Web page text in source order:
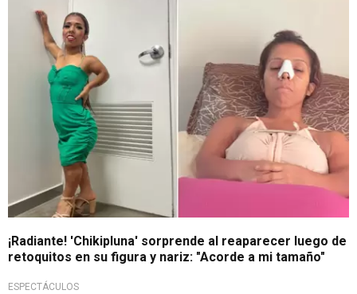
¡Radiante! 'Chikipluna' sorprende al reaparecer luego de
retoquitos en su figura y nariz: "Acorde a mi tamaño"
ESPECTÁCULOS